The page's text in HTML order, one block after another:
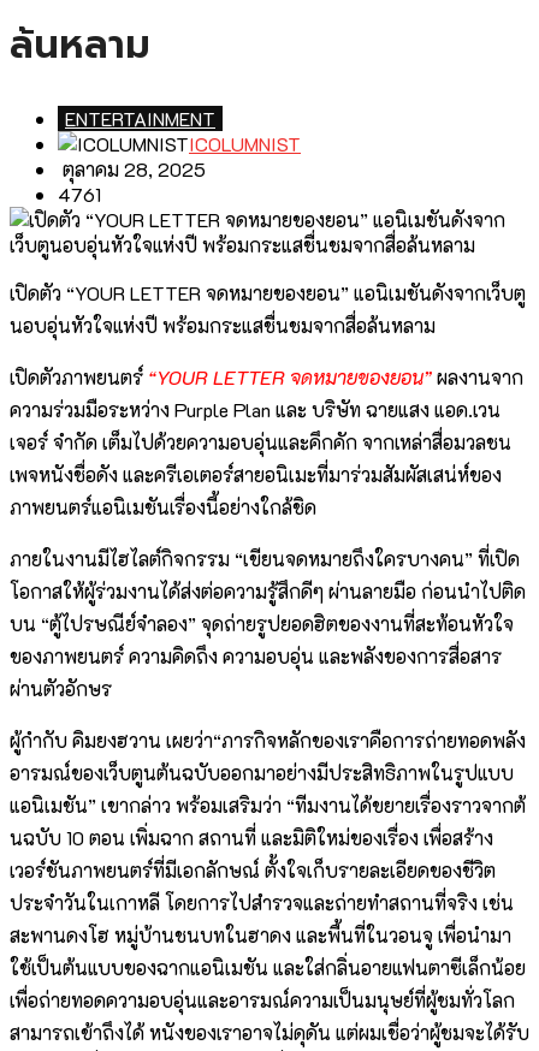
ล้นหลาม
ENTERTAINMENT
ICOLUMNIST
ตุลาคม 28, 2025
4761
เปิดตัว “YOUR LETTER จดหมายของยอน” แอนิเมชันดังจากเว็บตู
นอบอุ่นหัวใจแห่งปี พร้อมกระแสชื่นชมจากสื่อล้นหลาม
เปิดตัวภาพยนตร์ “YOUR LETTER จดหมายของยอน”ผลงานจาก
ความร่วมมือระหว่าง Purple Plan และ บริษัท ฉายแสง แอด.เวน
เจอร์ จำกัด เต็มไปด้วยความอบอุ่นและคึกคัก จากเหล่าสื่อมวลชน
เพจหนังชื่อดัง และครีเอเตอร์สายอนิเมะที่มาร่วมสัมผัสเสน่ห์ของ
ภาพยนตร์แอนิเมชันเรื่องนี้อย่างใกล้ชิด
ภายในงานมีไฮไลต์กิจกรรม “เขียนจดหมายถึงใครบางคน” ที่เปิด
โอกาสให้ผู้ร่วมงานได้ส่งต่อความรู้สึกดีๆ ผ่านลายมือ ก่อนนำไปติด
บน “ตู้ไปรษณีย์จำลอง” จุดถ่ายรูปยอดฮิตของงานที่สะท้อนหัวใจ
ของภาพยนตร์ ความคิดถึง ความอบอุ่น และพลังของการสื่อสาร
ผ่านตัวอักษร
ผู้กำกับ คิมยงฮวาน เผยว่า“ภารกิจหลักของเราคือการถ่ายทอดพลัง
อารมณ์ของเว็บตูนต้นฉบับออกมาอย่างมีประสิทธิภาพในรูปแบบ
แอนิเมชัน” เขากล่าว พร้อมเสริมว่า “ทีมงานได้ขยายเรื่องราวจากต้
นฉบับ 10 ตอน เพิ่มฉาก สถานที่ และมิติใหม่ของเรื่อง เพื่อสร้าง
เวอร์ชันภาพยนตร์ที่มีเอกลักษณ์ ตั้งใจเก็บรายละเอียดของชีวิต
ประจำวันในเกาหลี โดยการไปสำรวจและถ่ายทำสถานที่จริง เช่น
สะพานดงโฮ หมู่บ้านชนบทในฮาดง และพื้นที่ในวอนจู เพื่อนำมา
ใช้เป็นต้นแบบของฉากแอนิเมชัน และใส่กลิ่นอายแฟนตาซีเล็กน้อย
เพื่อถ่ายทอดความอบอุ่นและอารมณ์ความเป็นมนุษย์ที่ผู้ชมทั่วโลก
สามารถเข้าถึงได้ หนังของเราอาจไม่ดุดัน แต่ผมเชื่อว่าผู้ชมจะได้รับ